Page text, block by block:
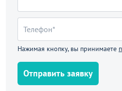
Нажимая кнопку, вы принимаете
Отправить заявку